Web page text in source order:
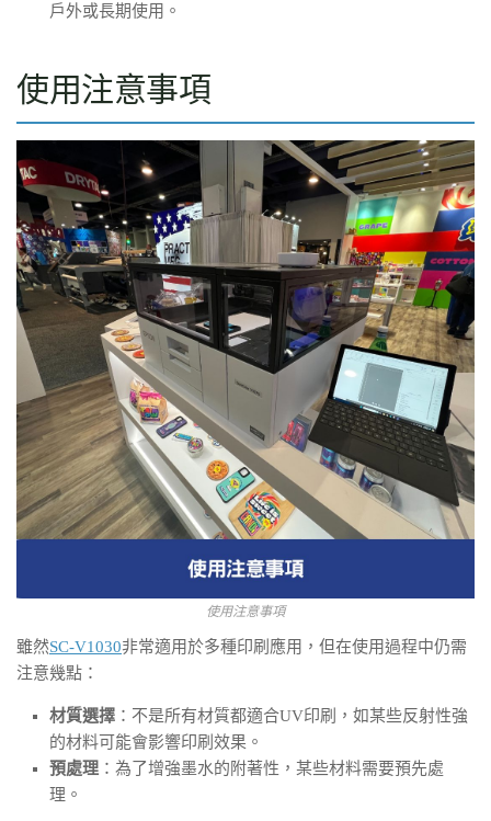
戶外或長期使用。
使用注意事項
使用注意事項
雖然SC-V1030非常適用於多種印刷應用，但在使用過程中仍需
注意幾點：
材質選擇 ：不是所有材質都適合UV印刷，如某些反射性強
的材料可能會影響印刷效果。
預處理 ：為了增強墨水的附著性，某些材料需要預先處
理。